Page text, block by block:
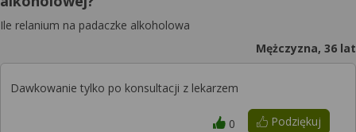
Ile relanium na padaczke alkoholowa
Mężczyzna, 36 lat
Dawkowanie tylko po konsultacji z lekarzem
Podziękuj
0